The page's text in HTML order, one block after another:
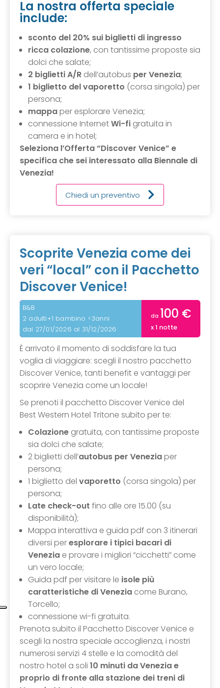
La nostra offerta speciale
include:
sconto del 20% sui biglietti di ingresso
ricca colazione, con tantissime proposte sia
dolci che salate;
2 biglietti A/R dell’autobus per Venezia;
1 biglietto del vaporetto (corsa singola) per
persona;
mappaper esplorare Venezia;
connessione InternetWi-fi gratuita in
camera e in hotel;
Seleziona l’Offerta “Discover Venice” e
specifica che sei interessato alla Biennale di
Venezia!
Chiedi un preventivo
Scoprite Venezia come dei
veri “local” con il Pacchetto
Discover Venice!
B&B
2 adulti+1 bambino <3anni
dal 27/01/2026 al 31/12/2026
da 100 €
x 1 notte
È arrivato il momento di soddisfare la tua
voglia di viaggiare: scegli il nostro pacchetto
Discover Venice, tanti benefit e vantaggi per
scoprire Venezia come un locale!
Se prenoti il pacchetto Discover Venice del
Best Western Hotel Tritone subito per te:
Colazione gratuita, con tantissime proposte
sia dolci che salate;
2 biglietti dell’autobus per Veneziaper
persona;
1 biglietto del vaporetto (corsa singola) per
persona;
Late check-out fino alle ore 15.00 (su
disponibilità);
Mappa interattiva e guida pdf con 3 itinerari
diversi peresplorare i tipici bacari di
Venezia e provare i migliori “cicchetti” come
un vero locale;
Guida pdf per visitare le isole più
caratteristiche di Venezia come Burano,
Torcello;
connessione wi-fi gratuita.
Prenota subito il Pacchetto Discover Venice e
scegli la nostra speciale accoglienza, i nostri
numerosi servizi 4 stelle e la comodità del
nostro hotel a soli 10 minuti da Venezia e
proprio di fronte alla stazione dei treni di